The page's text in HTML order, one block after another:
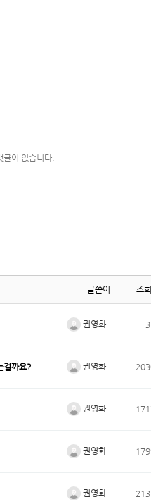
글이 없습니다.
글쓴이 조회
권영화 3
걸까요? 권영화
권영화
권영화
권영화